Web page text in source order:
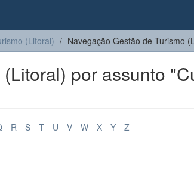
(Litoral) Navegação Gestão de Turismo
por assunto
R S T U V W X Y Z